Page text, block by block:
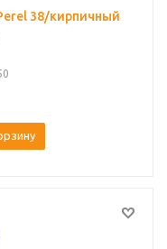
38/кирпичный